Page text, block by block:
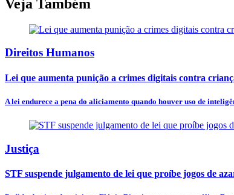
Veja Também
Direitos Humanos
Lei que aumenta punição a crimes digitais contra
A lei endurece a pena do aliciamento quando houver uso de
Justiça
STF suspende julgamento de lei que proíbe jogos de